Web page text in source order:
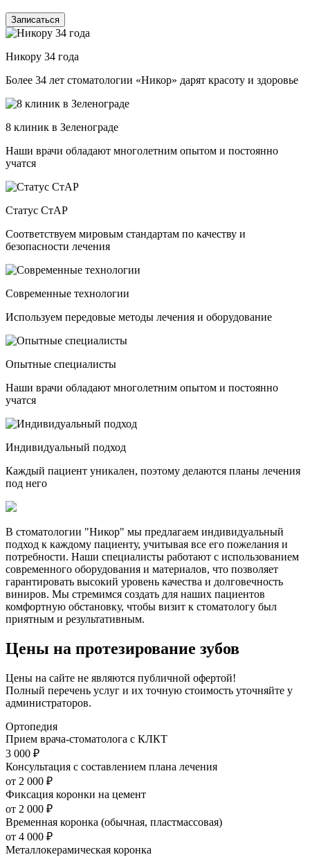
Записаться
Никору 34 года
Более 34 лет стоматологии «Никор» дарят красоту и здоровье
8 клиник в Зеленограде
Наши врачи обладают многолетним опытом и постоянно
учатся
Статус СтАР
Соответствуем мировым стандартам по качеству и
безопасности лечения
Современные технологии
Используем передовые методы лечения и оборудование
Опытные специалисты
Наши врачи обладают многолетним опытом и постоянно
учатся
Индивидуальный подход
Каждый пациент уникален, поэтому делаются планы лечения
под него
В стоматологии "Никор" мы предлагаем индивидуальный
подход к каждому пациенту, учитывая все его пожелания и
потребности. Наши специалисты работают с использованием
современного оборудования и материалов, что позволяет
гарантировать высокий уровень качества и долговечность
виниров. Мы стремимся создать для наших пациентов
комфортную обстановку, чтобы визит к стоматологу был
приятным и результативным.
Цены на протезирование зубов
Цены на сайте не являются публичной офертой!
Полный перечень услуг и их точную стоимость уточняйте у
администраторов.
Ортопедия
Прием врача-стоматолога с КЛКТ
3 000 ₽
Консультация с составлением плана лечения
от 2 000 ₽
Фиксация коронки на цемент
от 2 000 ₽
Временная коронка (обычная, пластмассовая)
от 4 000 ₽
Металлокерамическая коронка